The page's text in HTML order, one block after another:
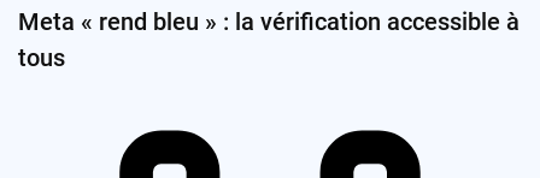
Meta « rend bleu » : la vérification accessible à
tous